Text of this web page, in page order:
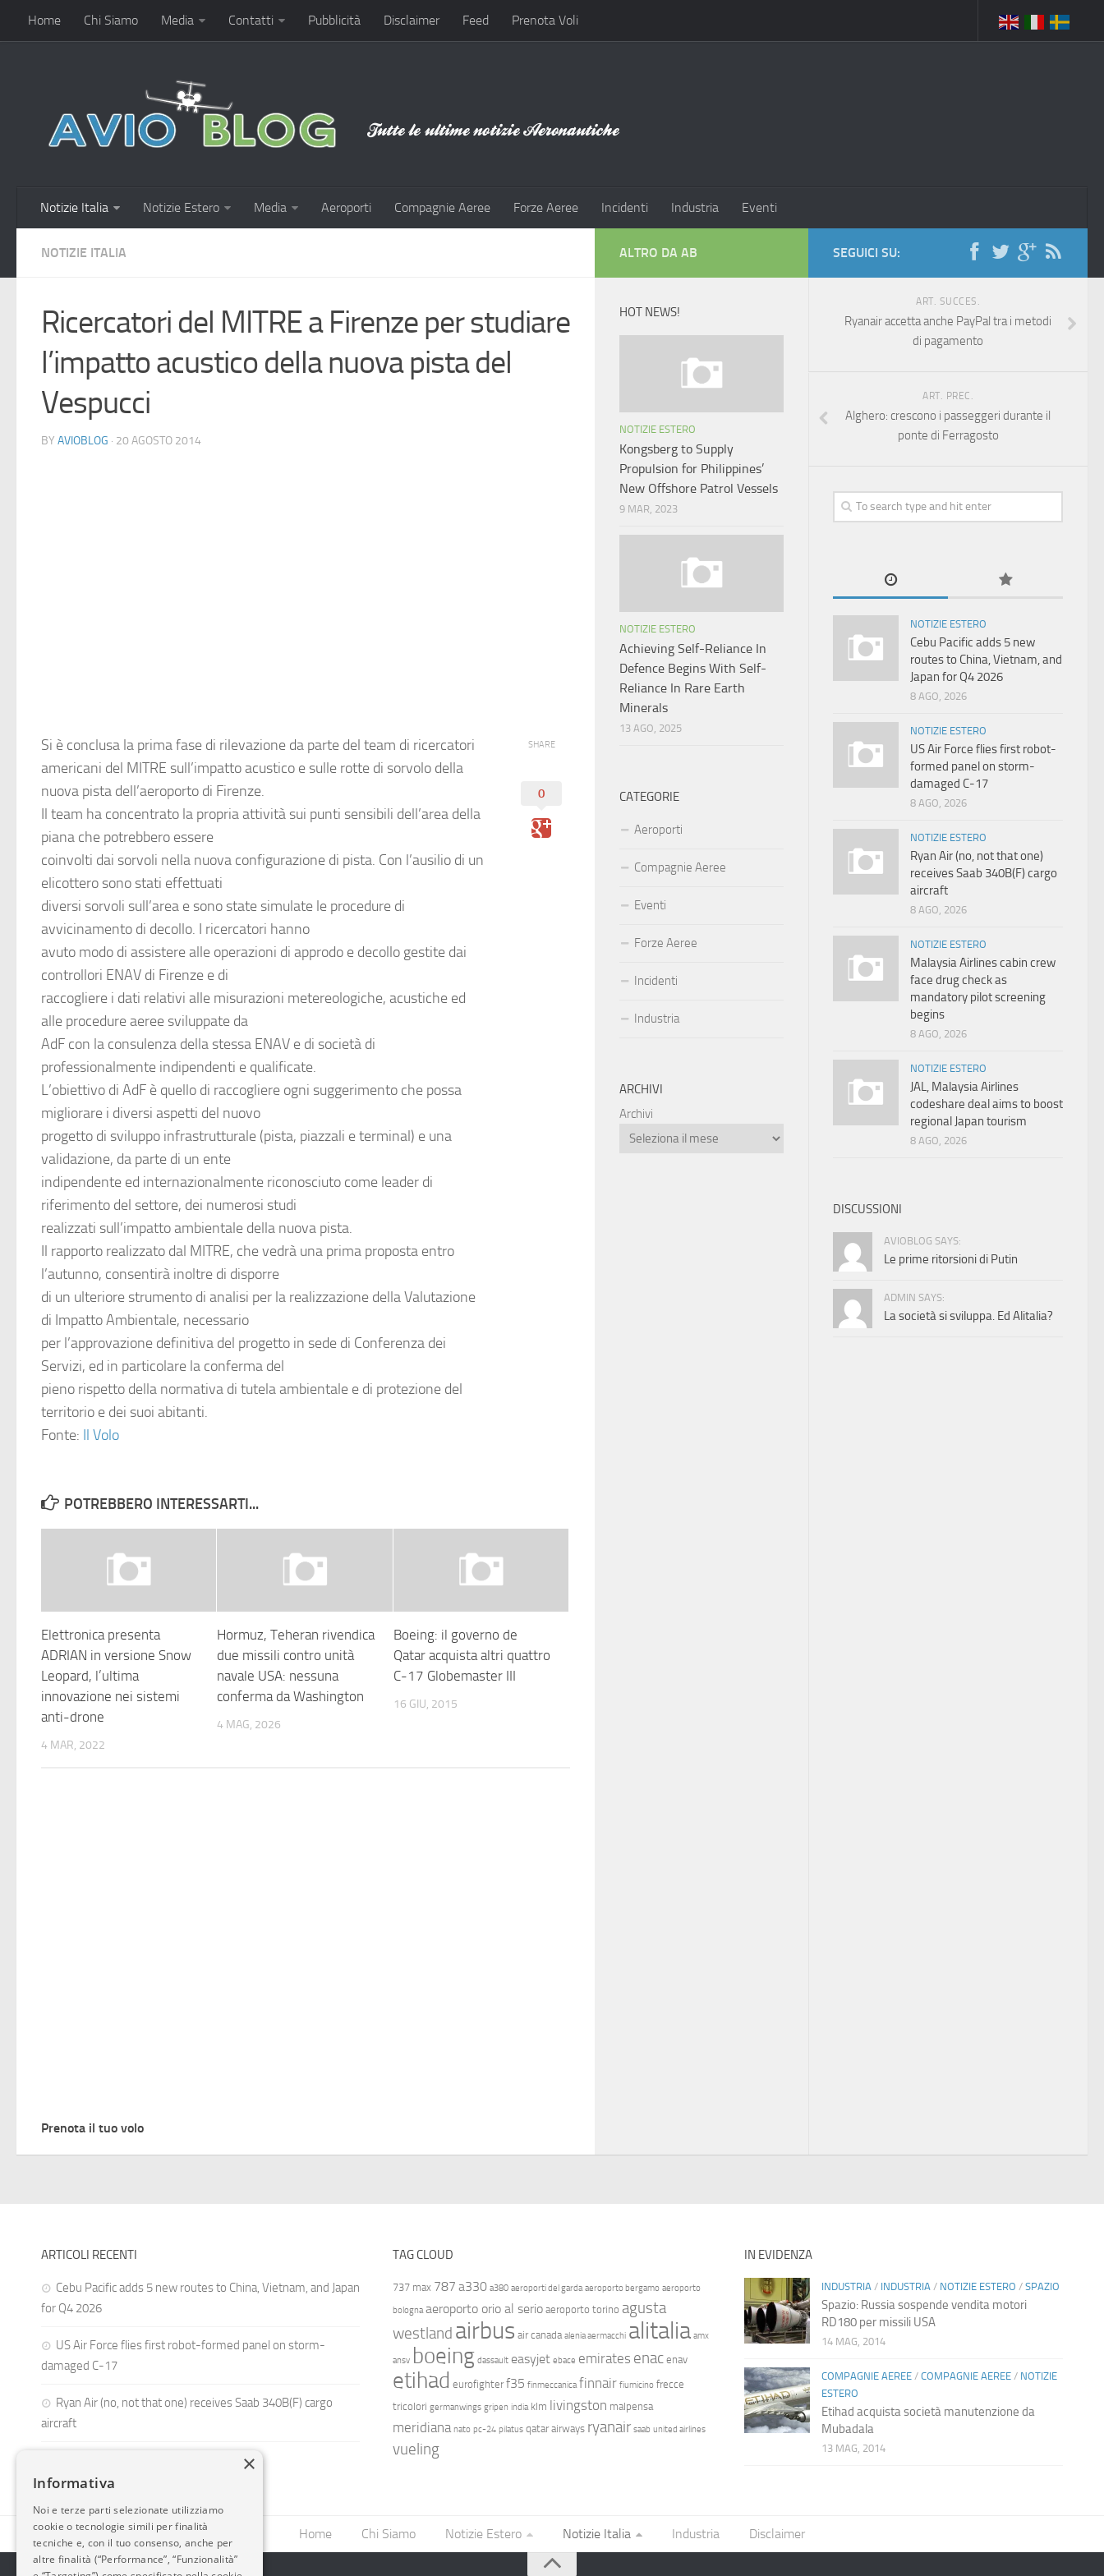
Home Chi Siamo Media Contatti Pubblicità Disclaimer Feed Prenota Voli
Notizie Italia Notizie Estero Media Aeroporti Compagnie Aeree Forze Aeree Incidenti Industria Eventi
NOTIZIE ITALIA
Ricercatori del MITRE a Firenze per studiare
l’impatto acustico della nuova pista del
Vespucci
BY AVIOBLOG · 20 AGOSTO 2014
Si è conclusa la prima fase di rilevazione da parte del team di ricercatori
americani del MITRE sull’impatto acustico e sulle rotte di sorvolo della
nuova pista dell’aeroporto di Firenze.
Il team ha concentrato la propria attività sui punti sensibili dell’area della
piana che potrebbero essere
coinvolti dai sorvoli nella nuova configurazione di pista. Con l’ausilio di un
elicottero sono stati effettuati
diversi sorvoli sull’area e sono state simulate le procedure di
avvicinamento di decollo. I ricercatori hanno
avuto modo di assistere alle operazioni di approdo e decollo gestite dai
controllori ENAV di Firenze e di
raccogliere i dati relativi alle misurazioni metereologiche, acustiche ed
alle procedure aeree sviluppate da
AdF con la consulenza della stessa ENAV e di società di
professionalmente indipendenti e qualificate.
L’obiettivo di AdF è quello di raccogliere ogni suggerimento che possa
migliorare i diversi aspetti del nuovo
progetto di sviluppo infrastrutturale (pista, piazzali e terminal) e una
validazione, da parte di un ente
indipendente ed internazionalmente riconosciuto come leader di
riferimento del settore, dei numerosi studi
realizzati sull’impatto ambientale della nuova pista.
Il rapporto realizzato dal MITRE, che vedrà una prima proposta entro
l’autunno, consentirà inoltre di disporre
di un ulteriore strumento di analisi per la realizzazione della Valutazione
di Impatto Ambientale, necessario
per l’approvazione definitiva del progetto in sede di Conferenza dei
Servizi, ed in particolare la conferma del
pieno rispetto della normativa di tutela ambientale e di protezione del
territorio e dei suoi abitanti.
Fonte: Il Volo
SHARE
0
POTREBBERO INTERESSARTI...
Elettronica presenta
ADRIAN in versione Snow
Leopard, l’ultima
innovazione nei sistemi
anti-drone
4 MAR, 2022
Hormuz, Teheran rivendica
due missili contro unità
navale USA: nessuna
conferma da Washington
4 MAG, 2026
Boeing: il governo de
Qatar acquista altri quattro
C-17 Globemaster III
16 GIU, 2015
Prenota il tuo volo
SEGUICI SU:
ART. SUCCES.
Ryanair accetta anche PayPal tra i metodi
di pagamento
ART. PREC.
Alghero: crescono i passeggeri durante il
ponte di Ferragosto
NOTIZIE ESTERO
Cebu Pacific adds 5 new
routes to China, Vietnam, and
Japan for Q4 2026
8 AGO, 2026
NOTIZIE ESTERO
US Air Force flies first robot-
formed panel on storm-
damaged C-17
8 AGO, 2026
NOTIZIE ESTERO
Ryan Air (no, not that one)
receives Saab 340B(F) cargo
aircraft
8 AGO, 2026
NOTIZIE ESTERO
Malaysia Airlines cabin crew
face drug check as
mandatory pilot screening
begins
8 AGO, 2026
NOTIZIE ESTERO
JAL, Malaysia Airlines
codeshare deal aims to boost
regional Japan tourism
8 AGO, 2026
DISCUSSIONI
AVIOBLOG SAYS:
Le prime ritorsioni di Putin
ADMIN SAYS:
La società si sviluppa. Ed Alitalia?
ALTRO DA AB
HOT NEWS!
NOTIZIE ESTERO
Kongsberg to Supply
Propulsion for Philippines’
New Offshore Patrol Vessels
9 MAR, 2023
NOTIZIE ESTERO
Achieving Self-Reliance In
Defence Begins With Self-
Reliance In Rare Earth
Minerals
13 AGO, 2025
CATEGORIE
Aeroporti
Compagnie Aeree
Eventi
Forze Aeree
Incidenti
Industria
ARCHIVI
Archivi
ARTICOLI RECENTI
Cebu Pacific adds 5 new routes to China, Vietnam, and Japan
for Q4 2026
US Air Force flies first robot-formed panel on storm-
damaged C-17
Ryan Air (no, not that one) receives Saab 340B(F) cargo
aircraft
TAG CLOUD
737 max 787 a330 a380 aeroporti del garda aeroporto bergamo aeroporto
bologna aeroporto orio al serio aeroporto torino agusta
westland airbus air canada alenia aermacchi alitalia amx
ansv boeing dassault easyjet ebace emirates enac enav
etihad eurofighter f35 finmeccanica finnair fiumicino frecce
tricolori germanwings gripen india klm livingston malpensa
meridiana nato pc-24 pilatus qatar airways ryanair saab united airlines
vueling
IN EVIDENZA
INDUSTRIA / INDUSTRIA / NOTIZIE ESTERO / SPAZIO
Spazio: Russia sospende vendita motori
RD180 per missili USA
14 MAG, 2014
COMPAGNIE AEREE/ COMPAGNIE AEREE/ NOTIZIE
ESTERO
Etihad acquista società manutenzione da
Mubadala
13 MAG, 2014
Home Chi Siamo Notizie Estero Notizie Italia Industria Disclaimer
×
Informativa
Noi e terze parti selezionate utilizziamo
cookie o tecnologie simili per finalità
tecniche e, con il tuo consenso, anche per
altre finalità (“Performance”, “Funzionalità”